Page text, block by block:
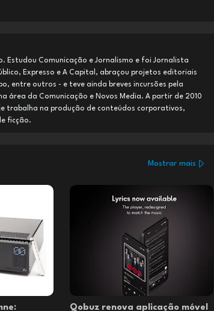
Estudou Comunicação e Jornalismo e foi Jornalista
Expresso e A Capital, abraçou projetos editoriais
entre outros - e teve ainda breves incursões pela
área da Comunicação e Novos Media. A partir de 2010
trabalha na produção de conteúdos corporativos,
ficção.
Mostrar mais
Qobuz renova aplicação móvel